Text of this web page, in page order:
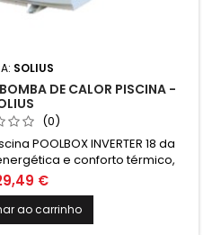
SOLIUS
DE CALOR PISCINA -
(0)
POOLBOX INVERTER 18 da
e conforto térmico,
da piscina durante todo o
Com tecnologia inverter
ideal para quem procura
de climatização.
€
ao carrinho